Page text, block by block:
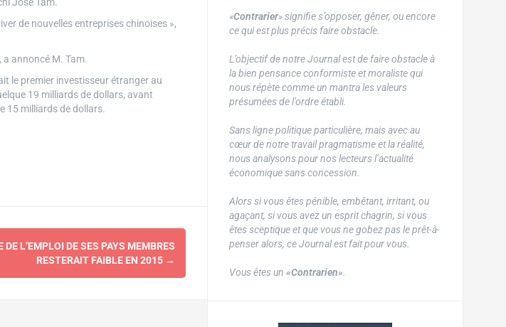
de nouvelles entreprises chinoises »,
annoncé M. Tam.
le premier investisseur étranger au
19 milliards de dollars, avant
15 milliards de dollars.
DE L’EMPLOI DE SES PAYS MEMBRES
RESTERAIT FAIBLE EN 2015 →
«Contrarier» signifie s’opposer, gêner, ou encore
ce qui est plus précis faire obstacle.
L’objectif de notre Journal est de faire obstacle à
la bien pensance conformiste et moraliste qui
nous répète comme un mantra les valeurs
présumées de l’ordre établi.
Sans ligne politique particulière, mais avec au
cœur de notre travail pragmatisme et la réalité,
nous analysons pour nos lecteurs l’actualité
économique sans concession.
Alors si vous êtes pénible, embêtant, irritant, ou
agaçant, si vous avez un esprit chagrin, si vous
êtes sceptique et que vous ne gobez pas le prêt-à-
penser alors, ce Journal est fait pour vous.
Vous êtes un «Contrarien».